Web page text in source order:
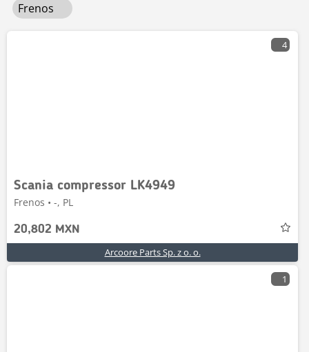
Frenos
4
Scania compressor LK4949
Frenos • -, PL
20,802 MXN
Arcoore Parts Sp. z o. o.
1